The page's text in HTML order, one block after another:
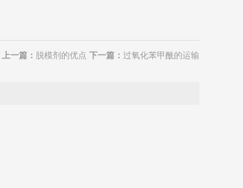
上一篇： 脱模剂的优点 下一篇： 过氧化苯甲酰的运输